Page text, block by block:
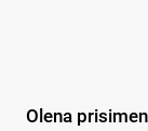
Olena